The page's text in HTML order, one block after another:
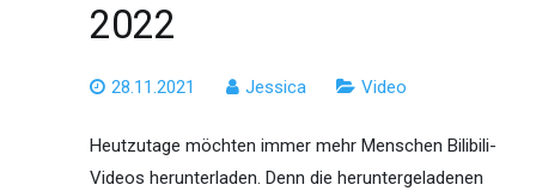
2022
28.11.2021 Jessica Video
Heutzutage möchten immer mehr Menschen Bilibili-
Videos herunterladen. Denn die heruntergeladenen